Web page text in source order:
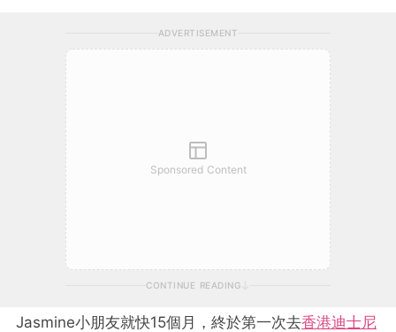
sh族，經營多重身份：網絡營銷/市場推廣/Blogger/全職帶娃。 喜
歡食、玩、買、旅遊、運動如滑雪，羽毛球，籃球；朋友眼中的里
數達人、用最相宜方法換取飛行里數；超級愛美之人，美容時尚都
喜愛。 透過此生活日誌分享Jasmine的成長紀錄、育兒心得、親
子節目、旅遊及購物分享。 FB專頁：Jasmine & Mama | Instagr
am；kathryn.jasmine | 聯絡電郵：
f.kathryn@gmail.com
ADVERTISEMENT
Sponsored Content
CONTINUE READING
Jasmine小朋友就快15個月，終於第一次去香港迪士尼